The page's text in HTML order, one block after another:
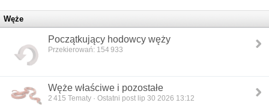
Węże
Początkujący hodowcy węży
Przekierowań: 154 933
Węże właściwe i pozostałe
2 415 Tematy · Ostatni post lip 30 2026 13:12